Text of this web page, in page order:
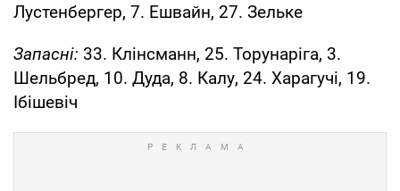
Лустенбергер, 7. Ешвайн, 27. Зельке
Запасні: 33. Клінсманн, 25. Торунаріга, 3.
Шельбред, 10. Дуда, 8. Калу, 24. Харагучі, 19.
Ібішевіч